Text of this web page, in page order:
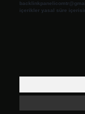
içerikler yasal süre